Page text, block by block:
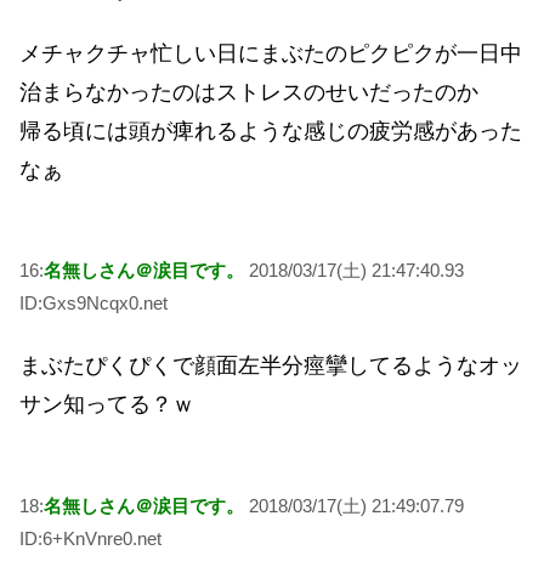
メチャクチャ忙しい日にまぶたのピクピクが一日中
治まらなかったのはストレスのせいだったのか
帰る頃には頭が痺れるような感じの疲労感があった
なぁ
16:名無しさん＠涙目です。
2018/03/17(土) 21:47:40.93
ID:Gxs9Ncqx0.net
まぶたぴくぴくで顔面左半分痙攣してるようなオッ
サン知ってる？ｗ
18:名無しさん＠涙目です。
2018/03/17(土) 21:49:07.79
ID:6+KnVnre0.net